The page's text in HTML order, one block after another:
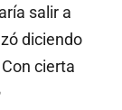
salir a
diciendo
cierta